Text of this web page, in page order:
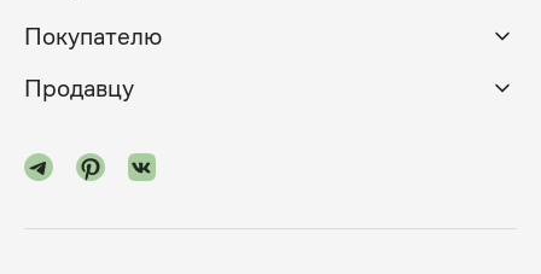
Покупателю
Продавцу